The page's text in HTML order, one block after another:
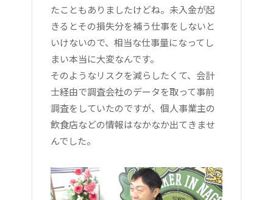
たこともありましたけどね。未入金が起
きるとその損失分を補う仕事をしないと
いけないので、相当な仕事量になってし
まい本当に大変なんです。
そのようなリスクを減らしたくて、会計
士経由で調査会社のデータを取って事前
調査をしていたのですが、個人事業主の
飲食店などの情報はなかなか出てきませ
んでした。